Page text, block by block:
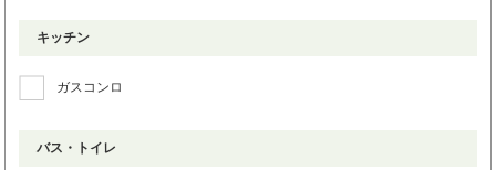
キッチン
ガスコンロ
バス・トイレ